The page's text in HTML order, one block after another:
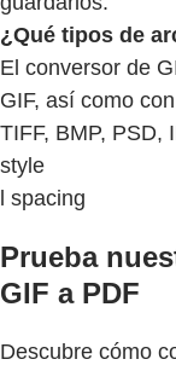
¿Qué tipos de
El conversor de
GIF, así como
TIFF, BMP, PSD,
style
l spacing
Prueba
GIF a PDF
Descubre cómo